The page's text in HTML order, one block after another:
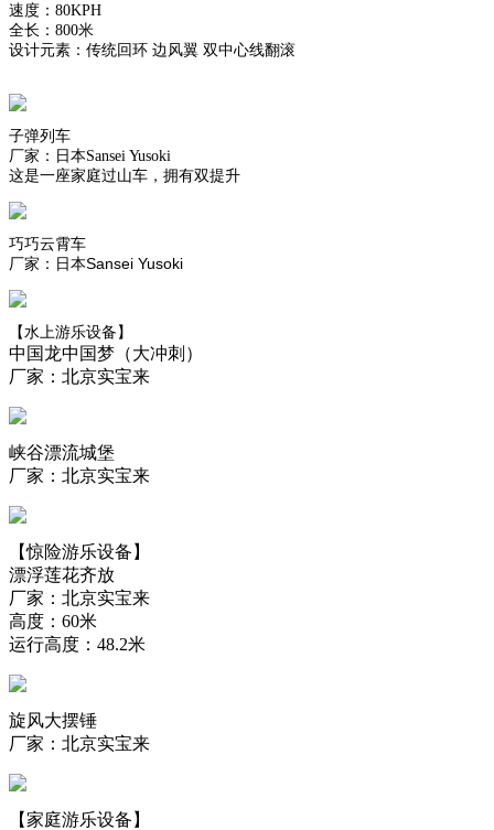
速度：80KPH
全长：800米
设计元素：传统回环 边风翼 双中心线翻滚
子弹列车
厂家：日本Sansei Yusoki
这是一座家庭过山车，拥有双提升
巧巧云霄车
厂家：日本Sansei Yusoki
【水上游乐设备】
中国龙中国梦（大冲刺）
厂家：北京实宝来
峡谷漂流城堡
厂家：北京实宝来
【惊险游乐设备】
漂浮莲花齐放
厂家：北京实宝来
高度：60米
运行高度：48.2米
旋风大摆锤
厂家：北京实宝来
【家庭游乐设备】